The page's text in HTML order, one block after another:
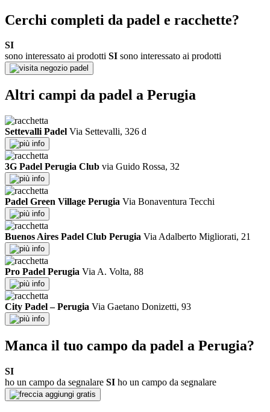
Cerchi completi da padel e racchette?
SI
sono interessato ai prodotti SI sono interessato ai prodotti
negozio padel
Altri campi da padel a Perugia
Settevalli Padel Via Settevalli, 326 d
info
3G Padel Perugia Club via Guido Rossa, 32
info
Padel Green Village Perugia Via Bonaventura Tecchi
info
Buenos Aires Padel Club Perugia Via Adalberto Migliorati, 21
info
Pro Padel Perugia Via A. Volta, 88
info
City Padel – Perugia Via Gaetano Donizetti, 93
info
Manca il tuo campo da padel a Perugia?
SI
ho un campo da segnalare SI ho un campo da segnalare
aggiungi gratis